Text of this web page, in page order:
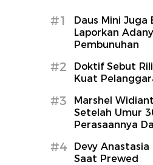
#1
Daus Mini Juga
Laporkan
Pembunuhan
#2
Doktif Sebut
Kuat
#3
Marshel
Setelah Umur
Perasaannya
#4
Devy
Saat Prewed